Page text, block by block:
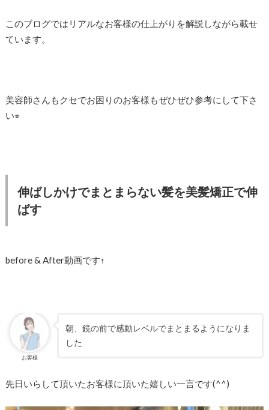
このブログではリアルなお客様の仕上がりを解説しながら載せ
ています。
美容師さんもクセでお困りのお客様もぜひぜひ参考にして下さ
い⭐︎
伸ばしかけでまとまらない髪を美髪矯正で伸
ばす
before & After動画です↑
お客様
朝、鏡の前で感動レベルでまとまるようになりま
した
先日いらして頂いたお客様に頂いた嬉しい一言です(^^)